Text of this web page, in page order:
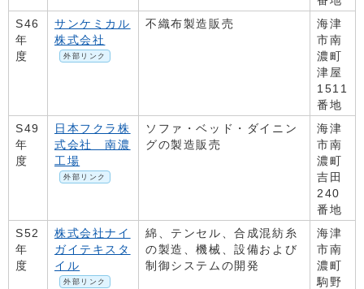
S46
年
度
サンケミカル
株式会社
外部リンク
不織布製造販売
海津
市南
濃町
津屋
1511
番地
S49
年
度
日本フクラ株
式会社 南濃
工場
外部リンク
ソファ・ベッド・ダイニン
グの製造販売
海津
市南
濃町
吉田
240
番地
S52
年
度
株式会社ナイ
ガイテキスタ
イル
外部リンク
綿、テンセル、合成混紡糸
の製造、機械、設備および
制御システムの開発
海津
市南
濃町
駒野